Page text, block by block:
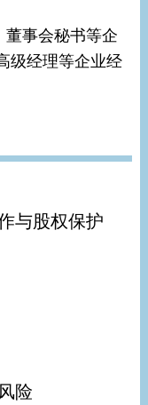
董事会秘书等企
级经理等企业经
与股权保护
险